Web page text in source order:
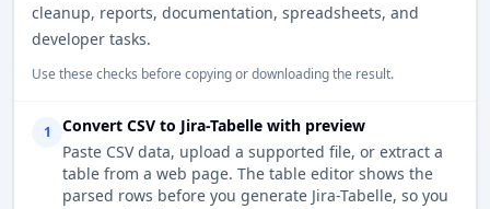
cleanup, reports, documentation, spreadsheets, and
developer tasks.
Use these checks before copying or downloading the result.
1
Convert CSV to Jira-Tabelle with preview
Paste CSV data, upload a supported file, or extract a
table from a web page. The table editor shows the
parsed rows before you generate Jira-Tabelle, so you